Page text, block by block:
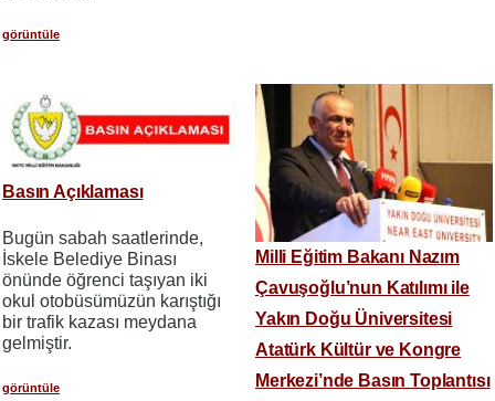
görüntüle
Basın Açıklaması
Bugün sabah saatlerinde,
İskele Belediye Binası
önünde öğrenci taşıyan iki
okul otobüsümüzün karıştığı
bir trafik kazası meydana
gelmiştir.
görüntüle
Milli Eğitim Bakanı Nazım
Çavuşoğlu’nun Katılımı ile
Yakın Doğu Üniversitesi
Atatürk Kültür ve Kongre
Merkezi’nde Basın Toplantısı